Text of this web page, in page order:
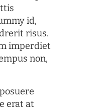
id,
risus.
imperdiet
non,
erat at